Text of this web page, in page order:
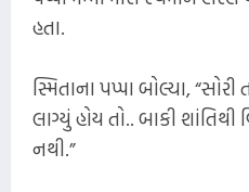
હતા.
સ્મિતાના પપ્પા બોલ્યા,
લાગ્યું હોય તો.. બાકી
નથી.”